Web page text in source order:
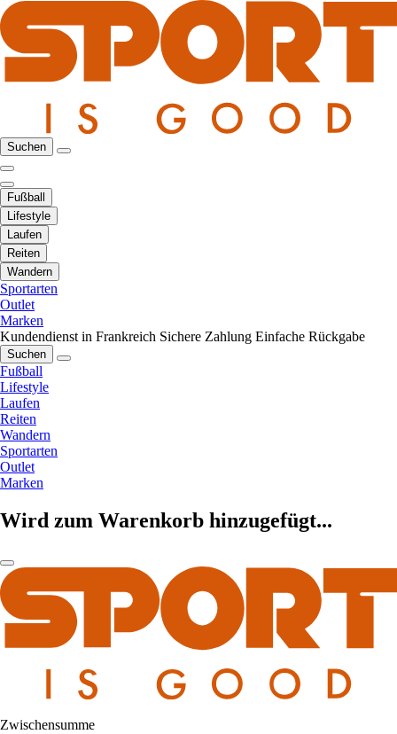
Suchen
Fußball
Lifestyle
Laufen
Reiten
Wandern
Sportarten
Outlet
Marken
Kundendienst in Frankreich Sichere Zahlung Einfache Rückgabe
Suchen
Fußball
Lifestyle
Laufen
Reiten
Wandern
Sportarten
Outlet
Marken
Wird zum Warenkorb hinzugefügt...
Zwischensumme